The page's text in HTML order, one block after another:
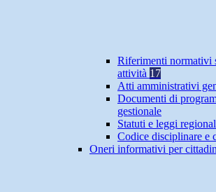
Riferimenti normativi
attività 17
Atti amministrativi
Documenti di
gestionale
Statuti e leggi
Codice disciplinare e
Oneri informativi per